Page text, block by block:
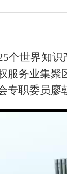
个世界知
服务业集聚
专职委员廖